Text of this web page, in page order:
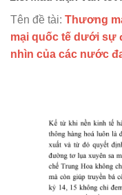
Tên đề tài: Thương
mại quốc tế dưới sự
nhìn của các nước